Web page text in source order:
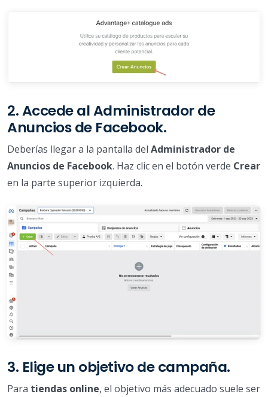
2. Accede al Administrador de
Anuncios de Facebook.
Deberías llegar a la pantalla del Administrador de
Anuncios de Facebook. Haz clic en el botón verde Crear
en la parte superior izquierda.
3. Elige un objetivo de campaña.
Para tiendas online, el objetivo más adecuado suele ser